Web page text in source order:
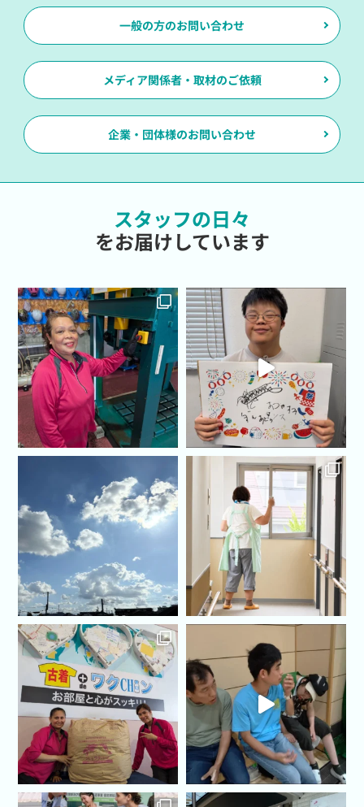
一般の方のお問い合わせ
メディア関係者・取材のご依頼
企業・団体様のお問い合わせ
スタッフの日々
をお届けしています